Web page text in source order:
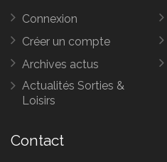
Connexion
Créer un compte
Archives actus
Actualités Sorties &
Loisirs
Contact